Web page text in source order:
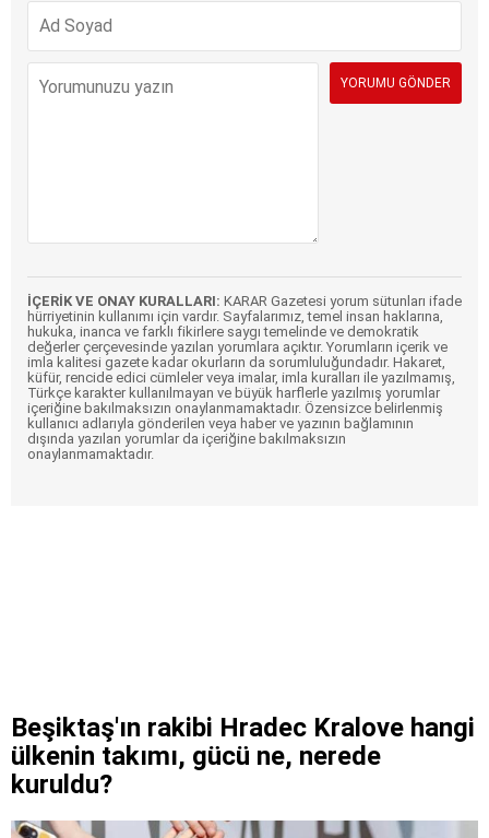
İÇERİK VE ONAY KURALLARI: KARAR Gazetesi yorum sütunları ifade
hürriyetinin kullanımı için vardır. Sayfalarımız, temel insan haklarına,
hukuka, inanca ve farklı fikirlere saygı temelinde ve demokratik
değerler çerçevesinde yazılan yorumlara açıktır. Yorumların içerik ve
imla kalitesi gazete kadar okurların da sorumluluğundadır. Hakaret,
küfür, rencide edici cümleler veya imalar, imla kuralları ile yazılmamış,
Türkçe karakter kullanılmayan ve büyük harflerle yazılmış yorumlar
içeriğine bakılmaksızın onaylanmamaktadır. Özensizce belirlenmiş
kullanıcı adlarıyla gönderilen veya haber ve yazının bağlamının
dışında yazılan yorumlar da içeriğine bakılmaksızın
onaylanmamaktadır.
Beşiktaş'ın rakibi Hradec Kralove hangi
ülkenin takımı, gücü ne, nerede
kuruldu?